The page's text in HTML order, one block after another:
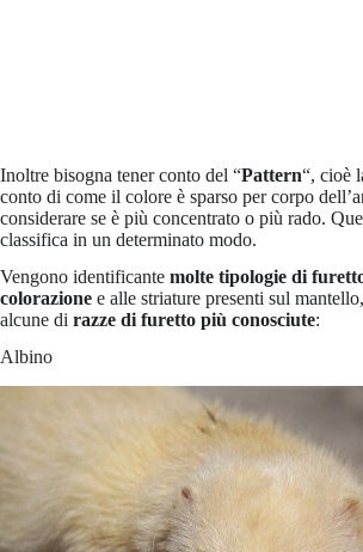
Inoltre bisogna tener conto del “Pattern“, cioè
conto di come il colore è sparso per corpo
considerare se è più concentrato o più rado.
classifica in un determinato modo.
Vengono identificante molte tipologie di
colorazione e alle striature presenti sul
alcune di razze di furetto più conosciute:
Albino